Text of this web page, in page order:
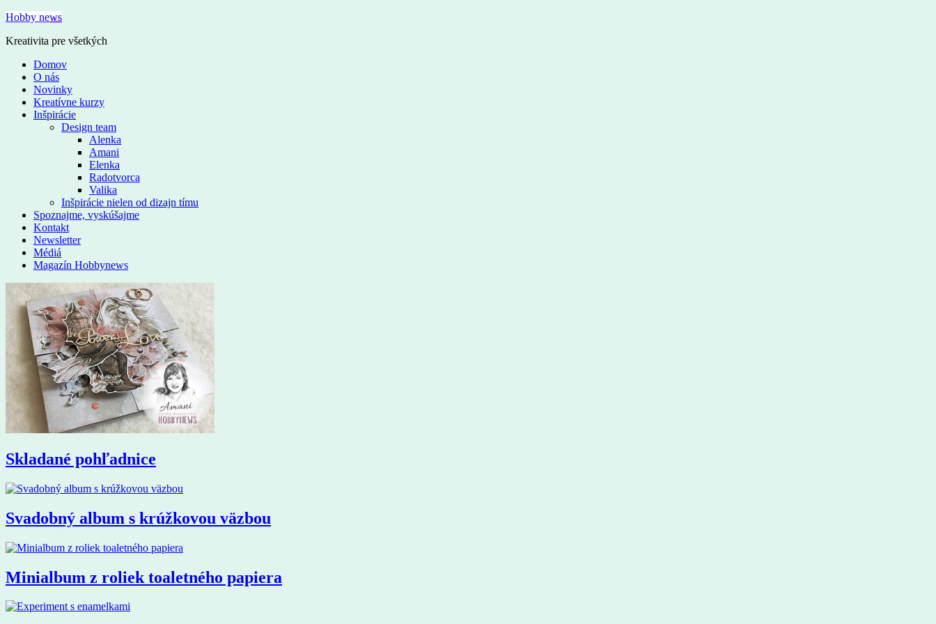
Hobby news
Kreativita pre všetkých
Domov
O nás
Novinky
Kreatívne kurzy
Inšpirácie
Design team
Alenka
Amani
Elenka
Radotvorca
Valika
Inšpirácie nielen od dizajn tímu
Spoznajme, vyskúšajme
Kontakt
Newsletter
Médiá
Magazín Hobbynews
Skladané pohľadnice
Svadobný album s krúžkovou väzbou
Minialbum z roliek toaletného papiera